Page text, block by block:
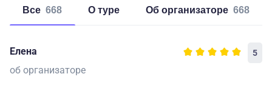
Все 668 о туре об организаторе 668
Елена 5
об организаторе